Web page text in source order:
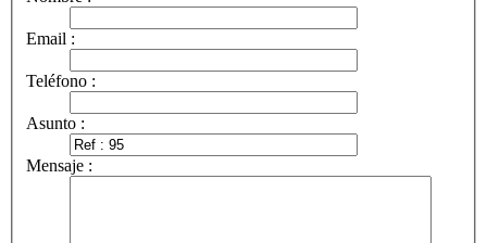
Email :
Teléfono :
Asunto :
Mensaje :